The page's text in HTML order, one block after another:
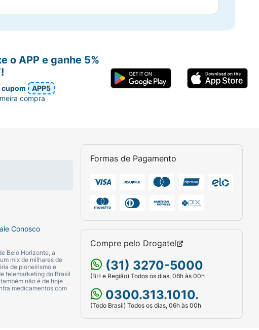
Conosco
Belo Horizonte, a
mix de milhares de
de pioneirismo e
telemarketing do Brasil
não é de hoje
medicamentos com
Formas de Pagamento
Compre pelo Drogatel
(31) 3270-5000
(BH e Região) Todos os dias, 06h às 00h
0300.313.1010.
(Todo Brasil) Todos os dias, 06h às 00h
o APP e ganhe 5%
cupom
APP5
compra